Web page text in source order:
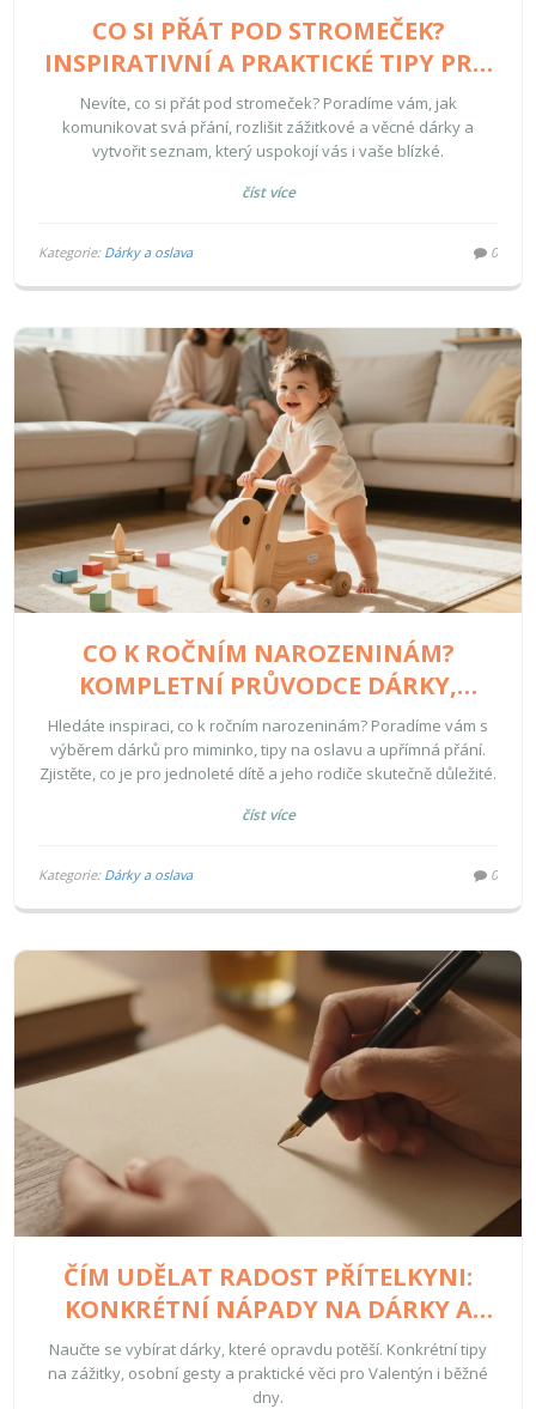
CO SI PŘÁT POD STROMEČEK?
INSPIRATIVNÍ A PRAKTICKÉ TIPY PRO
VÁNOCE
Nevíte, co si přát pod stromeček? Poradíme vám, jak
komunikovat svá přání, rozlišit zážitkové a věcné dárky a
vytvořit seznam, který uspokojí vás i vaše blízké.
číst více
Kategorie: Dárky a oslava 0
CO K ROČNÍM NAROZENINÁM?
KOMPLETNÍ PRŮVODCE DÁRKY,
PŘÁNÍ A OSLAVOU PRO MIMINKA
Hledáte inspiraci, co k ročním narozeninám? Poradíme vám s
výběrem dárků pro miminko, tipy na oslavu a upřímná přání.
Zjistěte, co je pro jednoleté dítě a jeho rodiče skutečně důležité.
číst více
Kategorie: Dárky a oslava 0
ČÍM UDĚLAT RADOST PŘÍTELKYNI:
KONKRÉTNÍ NÁPADY NA DÁRKY A
ZÁŽITKY
Naučte se vybírat dárky, které opravdu potěší. Konkrétní tipy
na zážitky, osobní gesty a praktické věci pro Valentýn i běžné
dny.